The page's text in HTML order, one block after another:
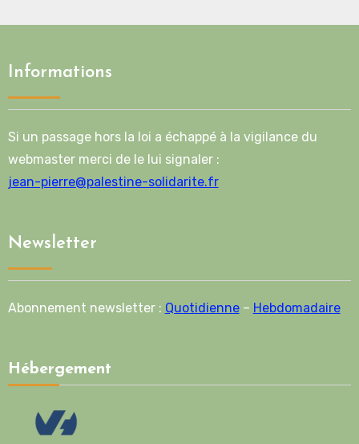
Informations
Si un passage hors la loi a échappé à la vigilance du
webmaster merci de le lui signaler :
jean-pierre@palestine-solidarite.fr
Newsletter
Abonnement newsletter : Quotidienne– Hebdomadaire
Hébergement